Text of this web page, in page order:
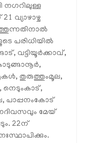
നഗറിലുള്ള
വ്യാഴാഴ്ച
പരിധിയിൽ
വട്ടിയൂർക്കാവ്,
തുരുത്തുംമൂല,
പാപ്പനംകോട്
മേയ്
22ന്